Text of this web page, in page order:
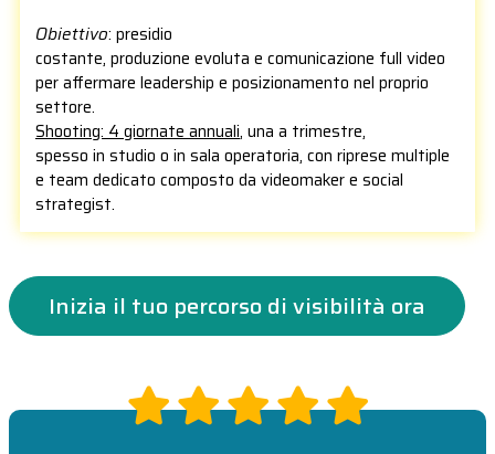
Obiettivo: presidio
costante, produzione evoluta e comunicazione full video
per affermare leadership e posizionamento nel proprio
settore.
Shooting: 4 giornate annuali, una a trimestre,
spesso in studio o in sala operatoria, con riprese multiple
e team dedicato composto da videomaker e social
strategist.
Inizia il tuo percorso di visibilità ora